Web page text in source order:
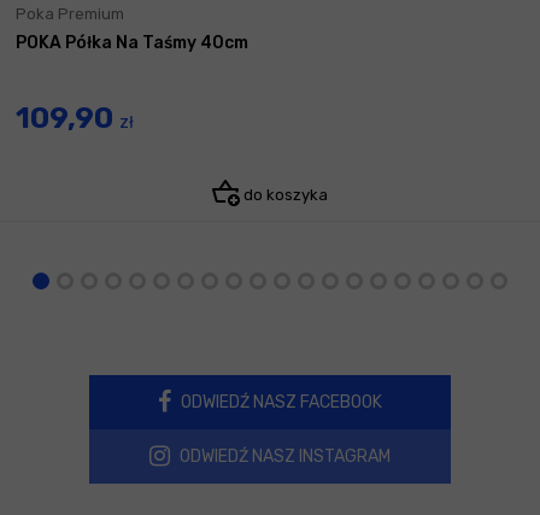
Poka Premium
POKA Półka Na Taśmy 40cm
109,90 zł
do koszyka
ODWIEDŹ NASZ FACEBOOK
ODWIEDŹ NASZ INSTAGRAM